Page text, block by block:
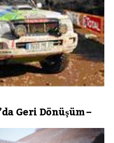
Geri Dönüşüm –